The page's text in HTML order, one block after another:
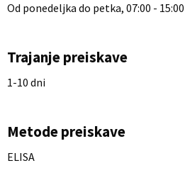
Od ponedeljka do petka, 07:00 - 15:00
Trajanje preiskave
1-10 dni
Metode preiskave
ELISA